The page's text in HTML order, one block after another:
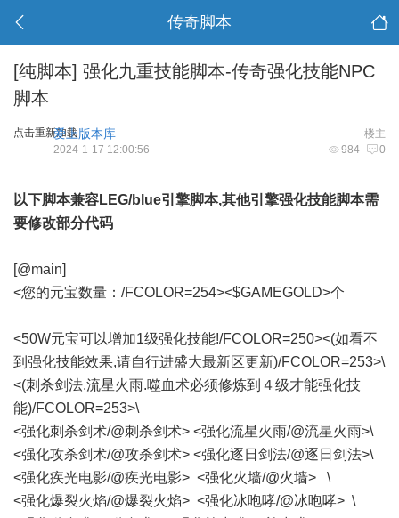
传奇脚本
[纯脚本] 强化九重技能脚本-传奇强化技能NPC
脚本
点击重新加载 楼主
爱上版本库
984 0
2024-1-17 12:00:56
以下脚本兼容LEG/blue引擎脚本,其他引擎强化技能脚本需
要修改部分代码
[@main]
<您的元宝数量：/FCOLOR=254><$GAMEGOLD>个
<50W元宝可以增加1级强化技能!/FCOLOR=250><(如看不
到强化技能效果,请自行进盛大最新区更新)/FCOLOR=253>\
<(刺杀剑法.流星火雨.噬血术必须修炼到４级才能强化技
能)/FCOLOR=253>\
<强化刺杀剑术/@刺杀剑术> <强化流星火雨/@流星火雨>\
<强化攻杀剑术/@攻杀剑术> <强化逐日剑法/@逐日剑法>\
<强化疾光电影/@疾光电影> <强化火墙/@火墙> \
<强化爆裂火焰/@爆裂火焰> <强化冰咆哮/@冰咆哮> \